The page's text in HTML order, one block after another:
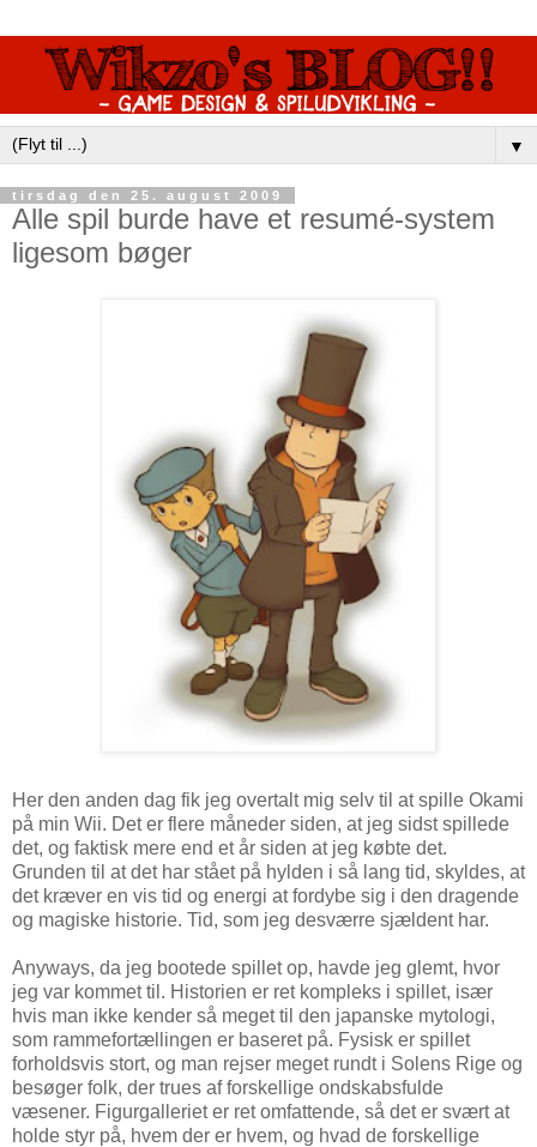
▼
tirsdag den 25. august 2009
Alle spil burde have et resumé-system
ligesom bøger
Her den anden dag fik jeg overtalt mig selv til at spille Okami
på min Wii. Det er flere måneder siden, at jeg sidst spillede
det, og faktisk mere end et år siden at jeg købte det.
Grunden til at det har stået på hylden i så lang tid, skyldes, at
det kræver en vis tid og energi at fordybe sig i den dragende
og magiske historie. Tid, som jeg desværre sjældent har.
Anyways, da jeg bootede spillet op, havde jeg glemt, hvor
jeg var kommet til. Historien er ret kompleks i spillet, især
hvis man ikke kender så meget til den japanske mytologi,
som rammefortællingen er baseret på. Fysisk er spillet
forholdsvis stort, og man rejser meget rundt i Solens Rige og
besøger folk, der trues af forskellige ondskabsfulde
væsener. Figurgalleriet er ret omfattende, så det er svært at
holde styr på, hvem der er hvem, og hvad de forskellige